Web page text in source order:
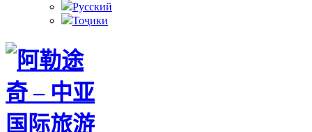
Русский
Тоҷики